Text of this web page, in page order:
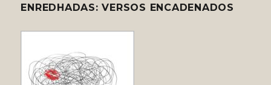
ENREDHADAS: VERSOS ENCADENADOS